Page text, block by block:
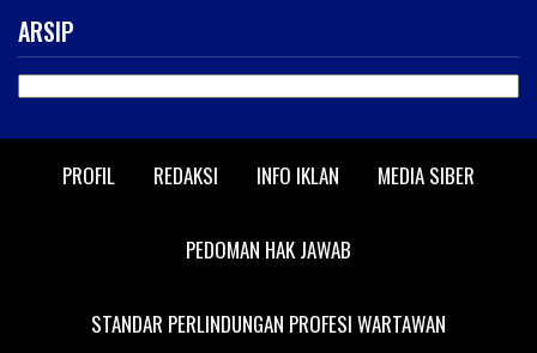
ARSIP
PROFIL REDAKSI INFO IKLAN MEDIA SIBER
PEDOMAN HAK JAWAB
STANDAR PERLINDUNGAN PROFESI WARTAWAN